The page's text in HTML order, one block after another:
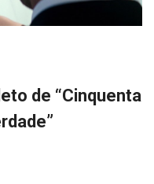
de “Cinquenta